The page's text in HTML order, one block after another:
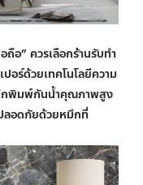
ถือ” ควรเลือกร้านรับทำ
ปอร์ด้วยเทคโนโลยีความ
กพิมพ์กันน้ำคุณภาพสูง
ลอดภัยด้วยหมึกที่